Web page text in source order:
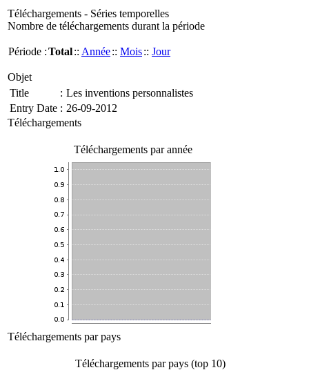
Téléchargements - Séries temporelles
Nombre de téléchargements durant la période
Période :Total:: Année:: Mois:: Jour
Objet
Title
: Les inventions personnalistes
Entry Date : 26-09-2012
Téléchargements
Téléchargements par année
Téléchargements par pays
Téléchargements par pays (top 10)